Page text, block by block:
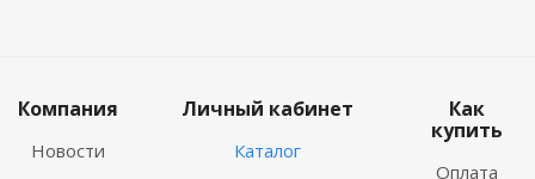
Компания
Новости
Личный кабинет
Каталог
Как
купить
Оплата